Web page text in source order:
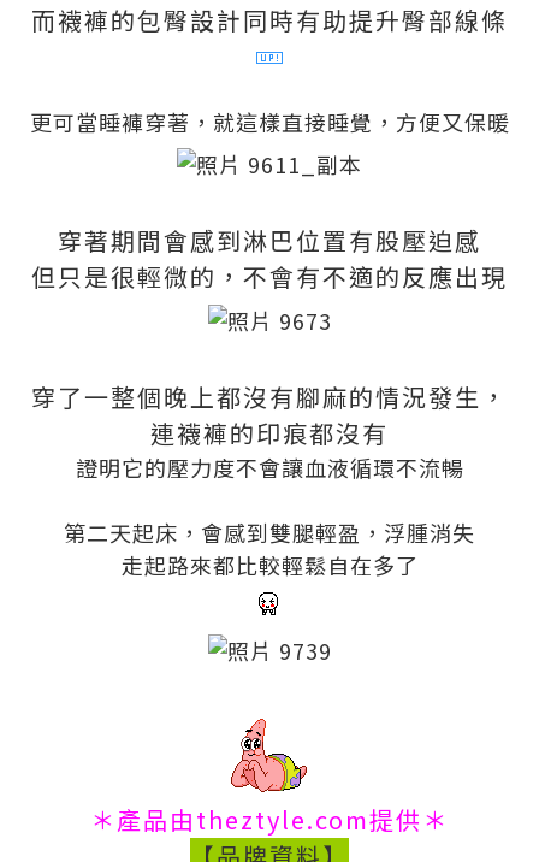
而襪褲的包臀設計同時有助提升臀部線條
更可當睡褲穿著，就這樣直接睡覺，方便又保暖
穿著期間會感到淋巴位置有股壓迫感
但只是很輕微的，不會有不適的反應出現
穿了一整個晚上都沒有腳麻的情況發生，
連襪褲的印痕都沒有
證明它的壓力度不會讓血液循環不流暢
第二天起床，會感到雙腿輕盈，浮腫消失
走起路來都比較輕鬆自在多了
＊產品由theztyle.com提供＊